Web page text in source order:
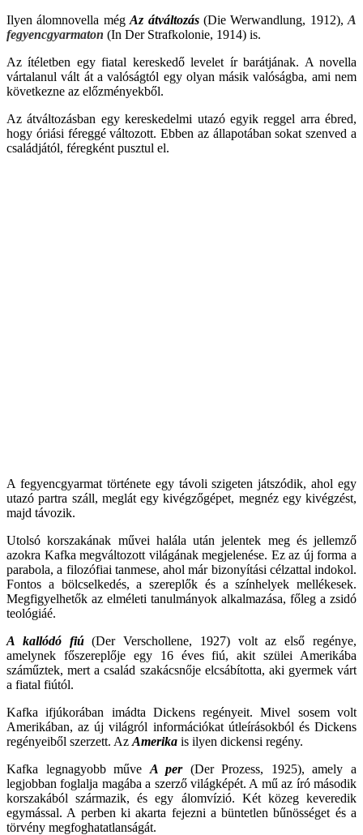
Ilyen álomnovella mégAz átváltozás(Die Werwandlung, 1912), A
fegyencgyarmaton (In Der Strafkolonie, 1914) is.
Az ítéletben egy fiatal kereskedő levelet ír barátjának. A novella
vártalanul vált át a valóságtól egy olyan másik valóságba, ami nem
következne az előzményekből.
Az átváltozásban egy kereskedelmi utazó egyik reggel arra ébred,
hogy óriási féreggé változott. Ebben az állapotában sokat szenved a
családjától, féregként pusztul el.
A fegyencgyarmat története egy távoli szigeten játszódik, ahol egy
utazó partra száll, meglát egy kivégzőgépet, megnéz egy kivégzést,
majd távozik.
Utolsó korszakának művei halála után jelentek meg és jellemző
azokra Kafka megváltozott világának megjelenése. Ez az új forma a
parabola, a filozófiai tanmese, ahol már bizonyítási célzattal indokol.
Fontos a bölcselkedés, a szereplők és a színhelyek mellékesek.
Megfigyelhetők az elméleti tanulmányok alkalmazása, főleg a zsidó
teológiáé.
A kallódó fiú(Der Verschollene, 1927) volt az első regénye,
amelynek főszereplője egy 16 éves fiú, akit szülei Amerikába
száműztek, mert a család szakácsnője elcsábította, aki gyermek várt
a fiatal fiútól.
Kafka ifjúkorában imádta Dickens regényeit. Mivel sosem volt
Amerikában, az új világról információkat útleírásokból és Dickens
regényeiből szerzett. Az Amerika is ilyen dickensi regény.
Kafka legnagyobb műve A per(Der Prozess, 1925), amely a
legjobban foglalja magába a szerző világképét. A mű az író második
korszakából származik, és egy álomvízió. Két közeg keveredik
egymással. A perben ki akarta fejezni a büntetlen bűnösséget és a
törvény megfoghatatlanságát.